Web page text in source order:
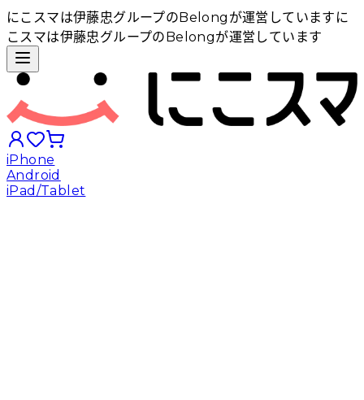
にこスマは伊藤忠グループのBelongが運営しています に
こスマは伊藤忠グループのBelongが運営しています
iPhone
Android
iPad/Tablet